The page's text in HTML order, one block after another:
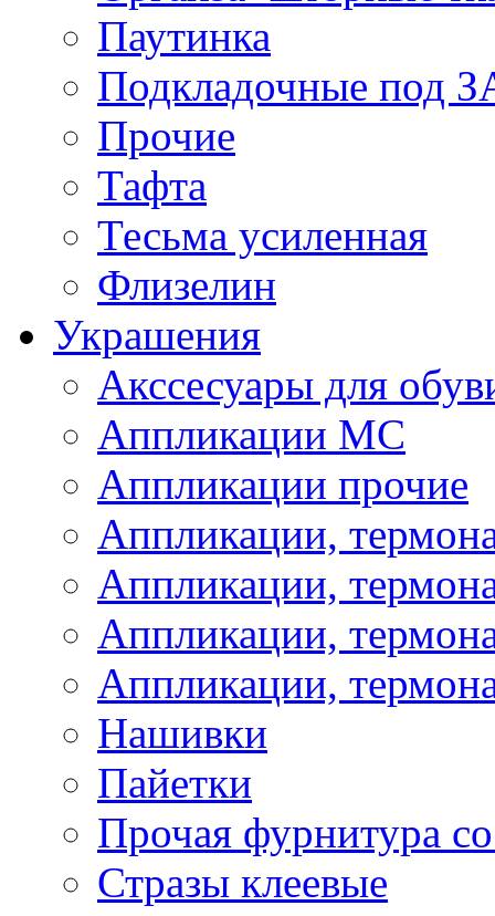
Паутинка
Подкладочные под
Прочие
Тафта
Тесьма усиленная
Флизелин
Украшения
Акссесуары для
Аппликации МС
Аппликации прочие
Аппликации,
Аппликации,
Аппликации,
Аппликации,
Нашивки
Пайетки
Прочая фурнитура
Стразы клеевые